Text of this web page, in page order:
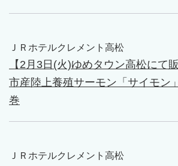
ＪＲホテルクレメント高松
【2月3日(火)ゆめタウン高松にて
市産陸上養殖サーモン「サイモン
巻
ＪＲホテルクレメント高松